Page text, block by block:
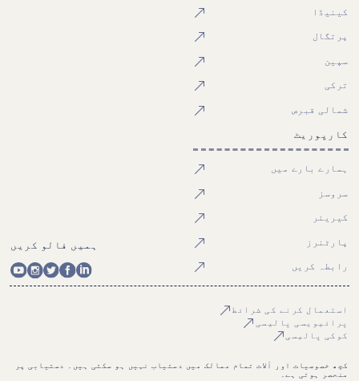
کینیڈا
پرتگال
سپین
ترکی
شمالی قبرص
کارپوریٹ
ہمارے بارے میں
سروسز
کیریئر
پارٹنرز
رابطہ کریں
ہمیں فالو کریں
استعمال کرنے کی شرائط
پرائیویسی پالیسی
کوکی پالیسی
کچھ خصوصیات اور آلات تمام ممالک میں دستیاب نہیں ہو سکتی ہیں۔ دستیابی پر
منحصر ہوتی ہے۔